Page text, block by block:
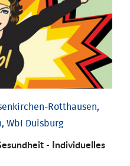
Rotthausen,
WbI Duisburg
- Individu­elles